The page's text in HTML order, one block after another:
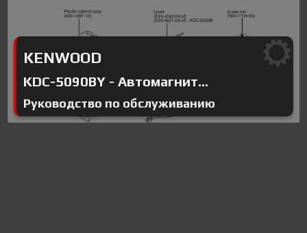
KENWOOD
KDC-5090BY - Автомагнит...
Руководство по обслуживанию